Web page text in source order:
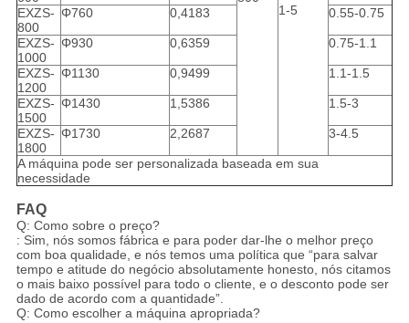
1-5
EXZS-
800
Φ760 0,4183 0.55-0.75
EXZS-
1000
Φ930 0,6359 0.75-1.1
EXZS-
1200
Φ1130 0,9499 1.1-1.5
EXZS-
1500
Φ1430 1,5386 1.5-3
EXZS-
1800
Φ1730 2,2687 3-4.5
A máquina pode ser personalizada baseada em sua
necessidade
FAQ
Q: Como sobre o preço?
: Sim, nós somos fábrica e para poder dar-lhe o melhor preço
com boa qualidade, e nós temos uma política que “para salvar
tempo e atitude do negócio absolutamente honesto, nós citamos
o mais baixo possível para todo o cliente, e o desconto pode ser
dado de acordo com a quantidade”.
Q: Como escolher a máquina apropriada?